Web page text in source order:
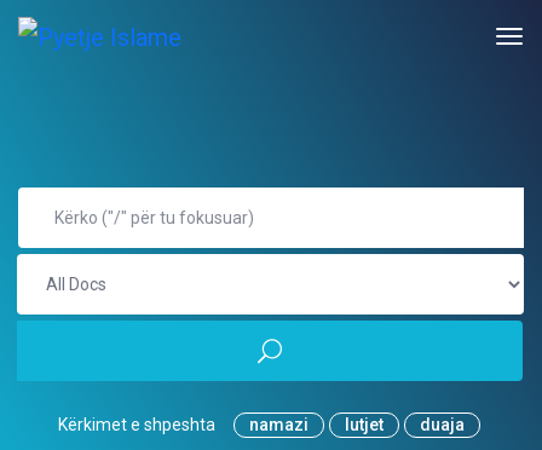
Kërkimet e shpeshta namazi lutjet duaja